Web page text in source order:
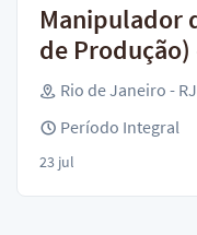
Manipulador
de
Rio de Janeiro - RJ
Período Integral
23 jul